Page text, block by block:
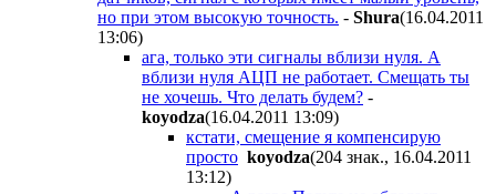
но при этом высокую точность. - Shura(16.04.2011
13:06)
ага, только эти сигналы вблизи нуля. А
вблизи нуля АЦП не работает. Смещать ты
не хочешь. Что делать будем? -
koyodza(16.04.2011 13:09)
кстати, смещение я компенсирую
просто koyodza(204 знак., 16.04.2011
13:12)